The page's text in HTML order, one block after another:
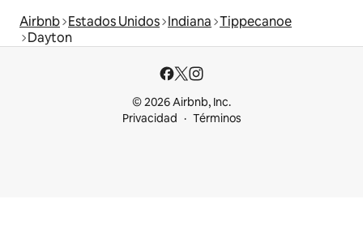
Airbnb Estados Unidos Indiana Tippecanoe
Dayton
© 2026 Airbnb, Inc.
Privacidad
Términos